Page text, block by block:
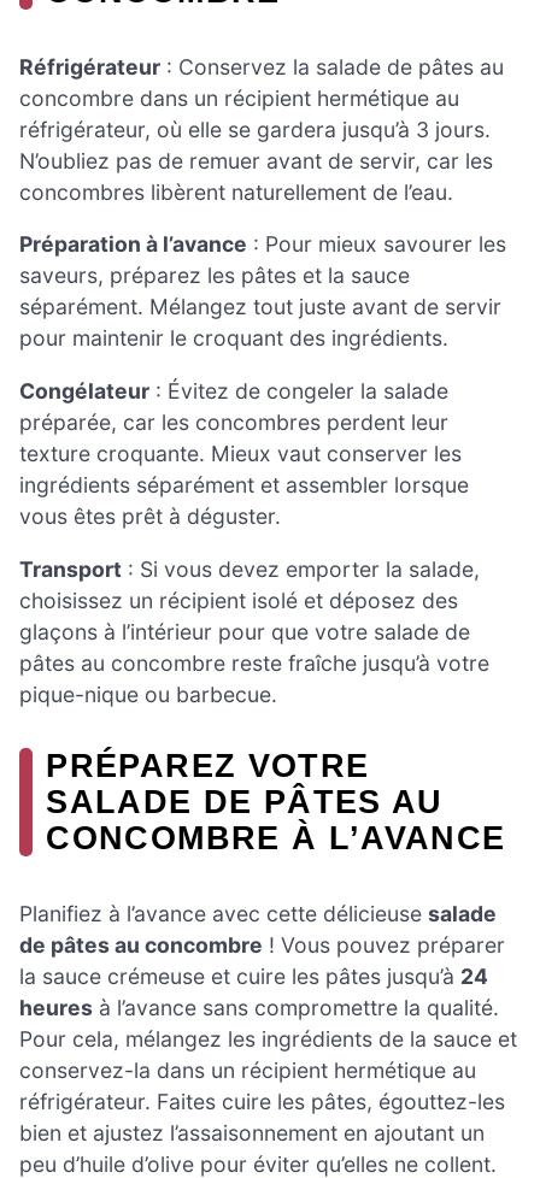
Réfrigérateur : Conservez la salade de pâtes au
concombre dans un récipient hermétique au
réfrigérateur, où elle se gardera jusqu’à 3 jours.
N’oubliez pas de remuer avant de servir, car les
concombres libèrent naturellement de l’eau.
Préparation à l’avance : Pour mieux savourer les
saveurs, préparez les pâtes et la sauce
séparément. Mélangez tout juste avant de servir
pour maintenir le croquant des ingrédients.
Congélateur : Évitez de congeler la salade
préparée, car les concombres perdent leur
texture croquante. Mieux vaut conserver les
ingrédients séparément et assembler lorsque
vous êtes prêt à déguster.
Transport : Si vous devez emporter la salade,
choisissez un récipient isolé et déposez des
glaçons à l’intérieur pour que votre salade de
pâtes au concombre reste fraîche jusqu’à votre
pique-nique ou barbecue.
PRÉPAREZ VOTRE
SALADE DE PÂTES AU
CONCOMBRE À L’AVANCE
Planifiez à l’avance avec cette délicieuse salade
de pâtes au concombre ! Vous pouvez préparer
la sauce crémeuse et cuire les pâtes jusqu’à 24
heures à l’avance sans compromettre la qualité.
Pour cela, mélangez les ingrédients de la sauce et
conservez-la dans un récipient hermétique au
réfrigérateur. Faites cuire les pâtes, égouttez-les
bien et ajustez l’assaisonnement en ajoutant un
peu d’huile d’olive pour éviter qu’elles ne collent.